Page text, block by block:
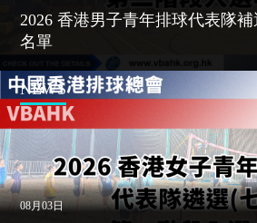
2026 香港男子青年排球代表隊
名單
NEWS
08月03日